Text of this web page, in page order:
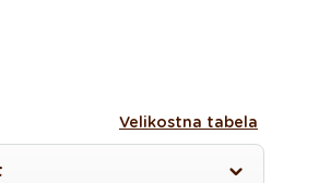
Velikostna tabela